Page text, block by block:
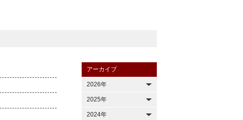
アーカイブ
2026年
2025年
2024年